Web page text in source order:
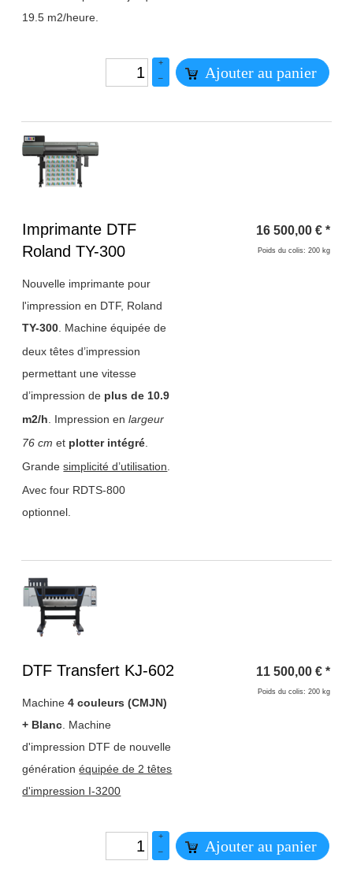
19.5 m2/heure.
+
–
Ajouter au panier
Titre 1
Imprimante DTF
Roland TY-300
Nouvelle imprimante pour
l'impression en DTF, Roland
TY-300 . Machine équipée de
deux têtes d’impression
permettant une vitesse
d’impression de plus de 10.9
m2/h . Impression enlargeur
76 cm et plotter intégré
Grandesimplicité d’utilisation
Avec four RDTS-800
optionnel.
16 500,00 € *
Poids du colis: 200 kg
Titre 1
DTF Transfert KJ-602
Machine4 couleurs (CMJN)
+ Blanc . Machine
d'impression DTF de nouvelle
générationéquipée de 2 têtes
d'impression I-3200
11 500,00 € *
Poids du colis: 200 kg
+
–
Ajouter au panier